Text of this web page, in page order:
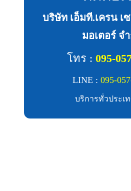
บริษัท เอ็มที.เครน เ
มอเตอร์ จ
โทร : 095-
LINE : 095-
บริการทั่วประเ